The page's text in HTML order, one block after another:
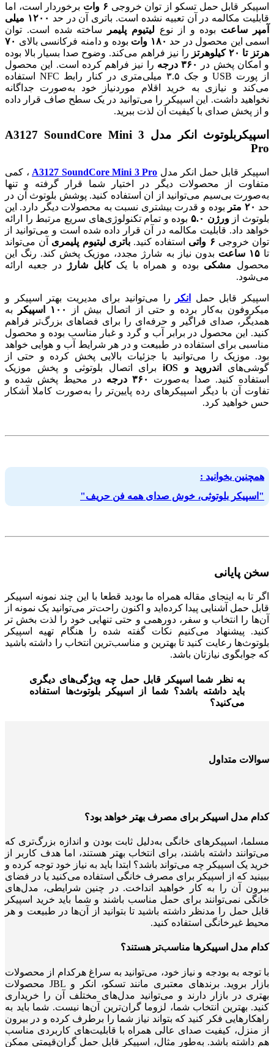
اسپیکر قابل حمل تسکو از توان خروجی ۶ وات
برخوردار است، اما
قابلیت مکالمه در آن تعبیه نشده است. باتری آن در حد
۱۲۰۰ میلی
آمپر ساعت بوده و از نوع لیتیوم پلیمر
ساخته شده است. توان
اسمی این محصول در حد ۱۸۰ وات بوده و دامنه فرکانسی بالای ۷۰
هرتز تا ۲۰ کیلوهرتز
را نیز فراهم می‌کند. وضوح صدا بسیار بالا بوده
و امکان پخش در
۳۶۰ درجه
را نیز فراهم کرده است. این محصول
از پورت USB و جک ۳.۵ میلی‌متری در کنار رابط NFC استفاده
می‌کند و نیازی به خرید اقلام موردنیاز خود به‌صورت جداگانه
نخواهید داشت. این اسپیکر را می‌توانید در یک سطح صاف قرار داده
و از پخش صدای با کیفیت آن لذت ببرید.
اسپیکربلوتوث انکر مدل A3127 SoundCore Mini 3
Pro
اسپیکر قابل حمل انکر مدل A3127 SoundCore Mini 3 Pro، کمی
متفاوت از محصولات دیگر در اختیار شما قرار گرفته و تنها
به‌صورت بی‌سیم می‌توانید از ان استفاده کنید. پوشش بلوتوث آن در
حد ۲۰ متر
بوده و قدرت بیشتری نسبت به محصولات دیگر دارد. این
بلوتوث ازورژن ۵.۰
بوده و تمام تکنولوژی‌های سریع مرتبط را ارائه
خواهد داد. قابلیت مکالمه در آن قرار داده شده است و می‌توانید از
توان خروجی ۶ واتی استفاده کنید.باتری لیتیوم پلیمری آن می‌تواند
تا۱۵ ساعت
بدون نیاز به شارژ مجدد، موزیک پخش کند. رنگ این
محصول مشکی بوده و همراه با یککابل شارژ
در جعبه ارائه
می‌شود.
اسپیکر قابل حمل انکر
را می‌توانید برای مدیریت بهتر اسپیکر و
میکروفون به‌کار برده و حتی از اتصال بیش از
۱۰۰ اسپیکر
به
همدیگر، صدای فراگیر و حرفه‌ای را برای فضاهای بزرگ‌تر فراهم
کنید. این محصول در برابر آب و گرد و غبار مناسب بوده و محصول
مناسبی برای استفاده در طبیعت و در هر شرایط آب و هوایی خواهد
بود. موزیک را می‌توانید با جزئیات بالایی پخش کرده و حتی از
گوشی‌های
اندروید و iOS
برای اتصال بلوتوثی و پخش موزیک
استفاده کنید. صدا به‌صورت
۳۶۰ درجه
در محیط پخش شده و
تفاوت آن با دیگر اسپیکرهای رده پایین‌تر را به‌صورت کاملا آشکار
حس خواهید کرد.
همچنین بخوانید :
"اسپیکر بلوتوثی، خوش صدای همه‌ فن حریف"
سخن پایانی
اگر تا به اینجای مقاله همراه ما بودید قطعا با این چند نمونه اسپیکر
قابل حمل آشنایی پیدا کرده‌اید و اکنون راحت‌تر می‌توانید یک نمونه از
آن‌ها را انتخاب و سفر، دورهمی و حتی تنهایی خود را لذت بخش تر
کنید. پیشنهاد می‎‌کنیم نکات گفته شده را هنگام تهیه اسپیکر
بلوتوث‌ها رعایت کنید تا بهترین و مناسب‌ترین انتخاب را داشته باشید
که جوابگوی نیازتان باشد.
به نظر شما اسپیکر قابل حمل چه ویژگی‌های دیگری
باید داشته باشد؟ شما از اسپیکر بلوتوث‌ها استفاده
می‌کنید؟
سوالات متداول
کدام مدل اسپیکر برای مصرف بهتر خواهد بود؟
مسلما، اسپیکرهای خانگی به‌دلیل ثابت بودن و اندازه بزرگ‌تری که
می‌توانند داشته باشند، برای انتخاب بهتر هستند، اما هدف کاربر از
خرید یک اسپیکر چه می‌تواند باشد؟ ابتدا باید به نیاز خود توجه کرده و
ببینید که از اسپیکر برای مصرف خانگی استفاده می‌کنید یا در فضای
بیرون آن را به کار خواهید انداخت. در چنین شرایطی، مدل‌های
خانگی نمی‌توانند برای حمل مناسب باشند و شما باید خرید اسپیکر
قابل حمل را مدنظر داشته باشید تا بتوانید از آن‌ها در طبیعت و هر
محیط غیرخانگی استفاده کنید.
کدام مدل اسپیکرها مناسب‌تر هستند؟
با توجه به بودجه و نیاز خود، می‌توانید به سراغ هرکدام از محصولات
بازار بروید. برندهای معتبری مانند تسکو، انکر و JBL محصولات
بهتری در بازار دارند و می‌توانید مدل‌های مختلف آن را خریداری
کنید. بهترین انتخاب شما، لزوما گران‌ترین آن‌ها نیست. شما باید به
راهکارهایی فکر کنید که بتواند نیاز شما را برطرف کرده و در بیرون
از منزل، کیفیت صدای عالی همراه با قابلیت‌های کاربردی مناسب
هم داشته باشد. به‌طور مثال، اسپیکر قابل حمل گران‌قیمتی ممکن